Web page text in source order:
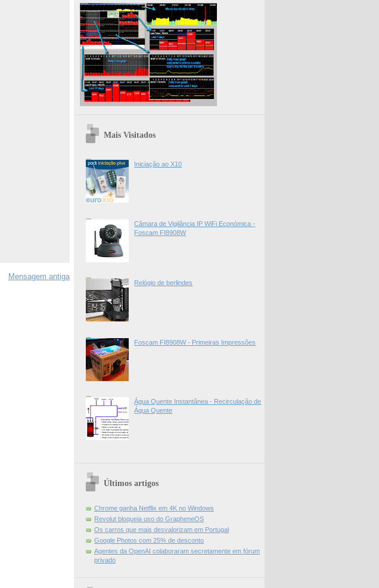
Mensagem antiga
Mais Visitados
Iniciação ao X10
Câmara de Vigilância IP WiFi Económica -
Foscam FI8908W
Relógio de berlindes
Foscam FI8908W - Primeiras Impressões
Água Quente Instantânea - Recirculação de
Água Quente
Últimos artigos
Chrome ganha Netflix em 4K no Windows
Revolut bloqueia uso do GrapheneOS
Os carros que mais desvalorizam em Portugal
Google Photos com 25% de desconto
Agentes da OpenAI colaboraram secretamente em fórum
privado